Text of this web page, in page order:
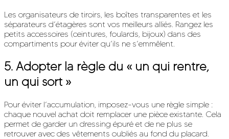
Les organisateurs de tiroirs, les boîtes transparentes et les
séparateurs d’étagères sont vos meilleurs alliés. Rangez les
petits accessoires (ceintures, foulards, bijoux) dans des
compartiments pour éviter qu’ils ne s’emmêlent.
5. Adopter la règle du « un qui rentre,
un qui sort »
Pour éviter l’accumulation, imposez-vous une règle simple :
chaque nouvel achat doit remplacer une pièce existante. Cela
permet de garder un dressing épuré et de ne plus se
retrouver avec des vêtements oubliés au fond du placard.